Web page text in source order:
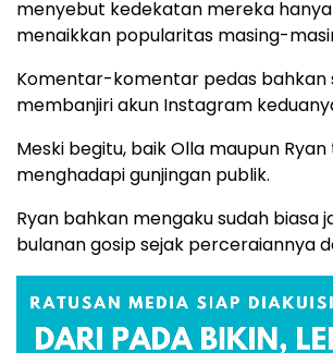
menyebut kedekatan mereka
menaikkan popularitas masing-
Komentar-komentar pedas bahkan
membanjiri akun Instagram
Meski begitu, baik Olla maupun
menghadapi gunjingan publik.
Ryan bahkan mengaku sudah biasa
bulanan gosip sejak perceraiannya